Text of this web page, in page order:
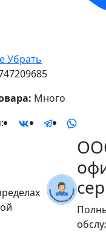
Убрать
Много